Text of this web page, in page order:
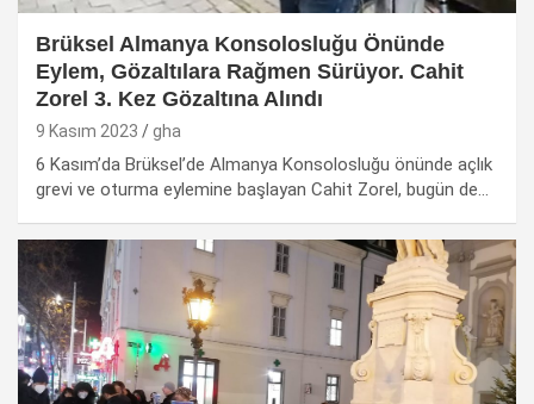
Brüksel Almanya Konsolosluğu Önünde
Eylem, Gözaltılara Rağmen Sürüyor. Cahit
Zorel 3. Kez Gözaltına Alındı
9 Kasım 2023 gha
6 Kasım’da Brüksel’de Almanya Konsolosluğu önünde açlık
grevi ve oturma eylemine başlayan Cahit Zorel, bugün de…